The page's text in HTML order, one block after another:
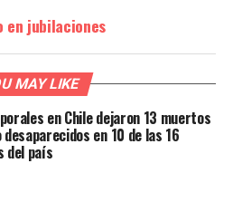
en jubilaciones
MAY LIKE
en Chile dejaron 13 muertos
en 10 de las 16
del país